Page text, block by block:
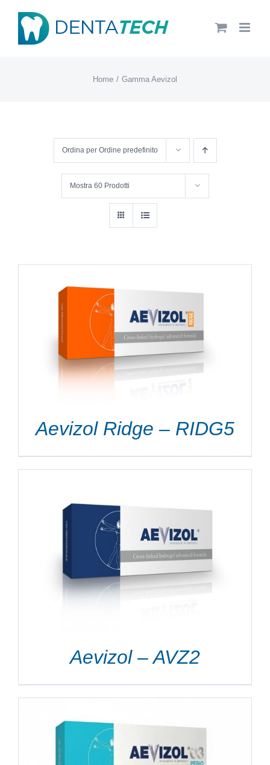
Salta
Home Gamma Aevizol
Ordina per Ordine predefinito
Mostra 60 Prodotti
Aevizol Ridge – RIDG5
Aevizol – AVZ2